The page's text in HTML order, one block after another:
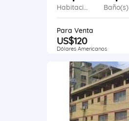
Habitaciones Baño(s)
Para Venta
US$120
Dólares Americanos